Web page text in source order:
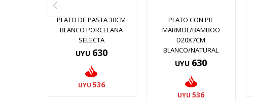
PLATO DE PASTA 30CM
BLANCO PORCELANA
SELECTA
UYU 630
UYU 536
PLATO CON PIE
MARMOL/BAMBOO
D20X7CM
BLANCO/NATURAL
UYU 630
UYU 536